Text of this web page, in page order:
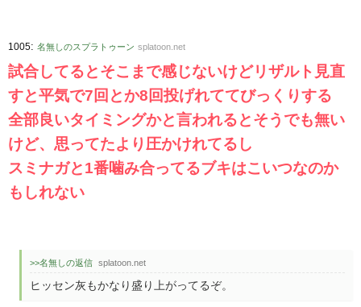
1005: 名無しのスプラトゥーン splatoon.net
試合してるとそこまで感じないけどリザルト見直
すと平気で7回とか8回投げれててびっくりする
全部良いタイミングかと言われるとそうでも無い
けど、思ってたより圧かけれてるし
スミナガと1番噛み合ってるブキはこいつなのか
もしれない
>>名無しの返信 splatoon.net
ヒッセン灰もかなり盛り上がってるぞ。